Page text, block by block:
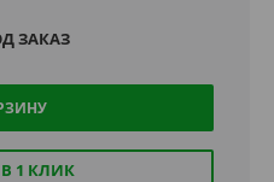
ЗАКАЗ
1 КЛИК